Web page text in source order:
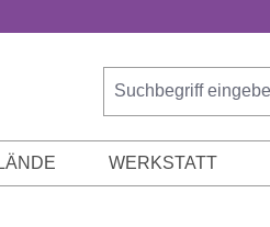
WERKSTATT